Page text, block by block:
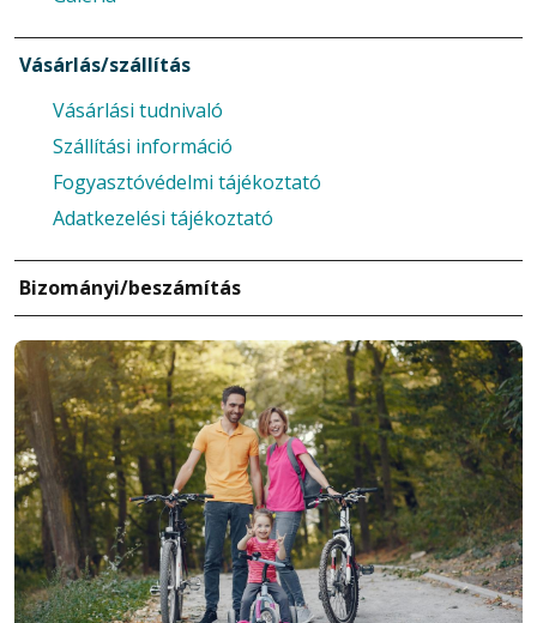
Vásárlás/szállítás
Vásárlási tudnivaló
Szállítási információ
Fogyasztóvédelmi tájékoztató
Adatkezelési tájékoztató
Bizományi/beszámítás